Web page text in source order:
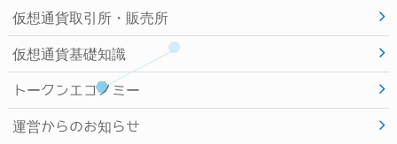
仮想通貨取引所・販売所
仮想通貨基礎知識
トークンエコノミー
運営からのお知らせ